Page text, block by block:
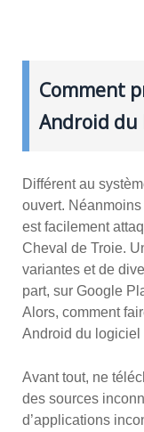
Comment
Android du
Différent au
ouvert.
est facilement
Cheval de Troie.
variantes et de
part, sur Google
Alors, comment
Android du logiciel
Avant tout, ne
des sources
d’applications